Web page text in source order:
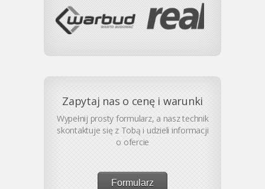
Zapytaj nas o cenę i warunki
Wypełnij prosty formularz, a nasz technik
skontaktuje się z Tobą i udzieli informacji
o ofercie
Formularz